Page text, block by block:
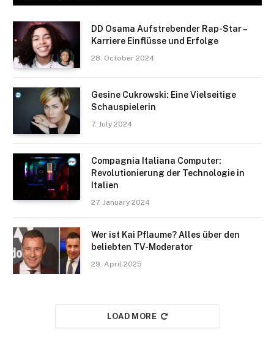
DD Osama Aufstrebender Rap-Star –
Karriere Einflüsse und Erfolge
28. October 2024
Gesine Cukrowski: Eine Vielseitige
Schauspielerin
7. July 2024
Compagnia Italiana Computer:
Revolutionierung der Technologie in
Italien
27. January 2024
Wer ist Kai Pflaume? Alles über den
beliebten TV-Moderator
29. April 2025
LOAD MORE